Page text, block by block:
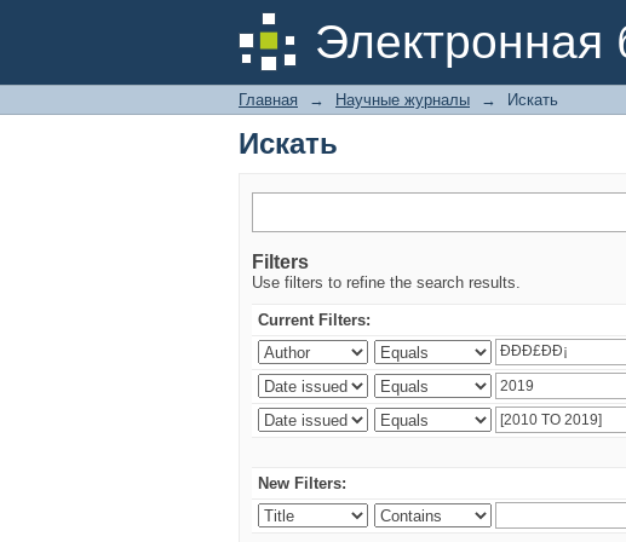
Электронная
Искать
Главная → Научные журналы → Искать
Искать
Filters
Use filters to refine the search results.
Current Filters:
New Filters: